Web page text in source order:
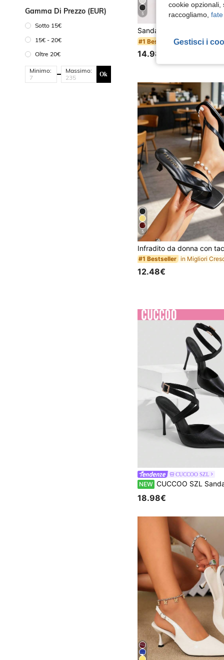
Gamma Di Prezzo (EUR)
Sotto 15€
15€ - 20€
Oltre 20€
Minimo: Massimo: Ok
5
#1 Bestseller
14.98€
5
#1 Bestseller
12.48€
CUCCOO SZL
NEW CUCCOO SZL Sandali con tacco alto alla moda e sexy per donna, adatti per il
18.98€
cookie opzionali,
raccogliamo,
Gestisci i